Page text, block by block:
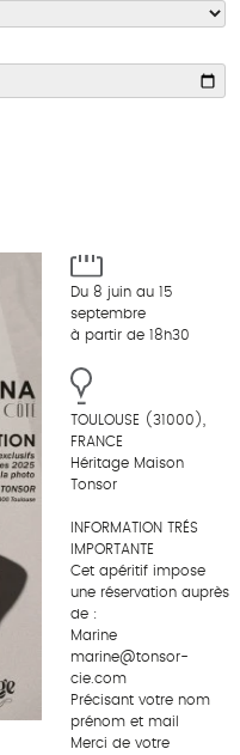
Du 8 juin au 15
septembre
à partir de 18h30
TOULOUSE (31000),
FRANCE
Héritage Maison
Tonsor
INFORMATION TRÉS
IMPORTANTE
Cet apéritif impose
une réservation auprès
de :
Marine
marine@tonsor-
cie.com
Précisant votre nom
prénom et mail
Merci de votre